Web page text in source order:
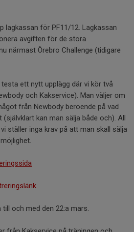
lagkassan för PF11/12. Lagkassan
avgiften för de stora
närmast Örebro Challenge (tidigare
ett nytt upplägg där vi kör två
och Kakservice). Man väljer om
från Newbody beroende på vad
kan man sälja både och). All
ställer inga krav på att man skall sälja
och med den 22:a mars.